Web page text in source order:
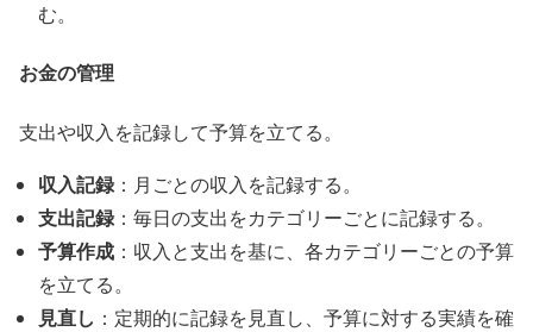
む。
お金の管理
支出や収入を記録して予算を立てる。
収入記録 ：月ごとの収入を記録する。
支出記録 ：毎日の支出をカテゴリーごとに記録する。
予算作成 ：収入と支出を基に、各カテゴリーごとの予算
を立てる。
見直し ：定期的に記録を見直し、予算に対する実績を確